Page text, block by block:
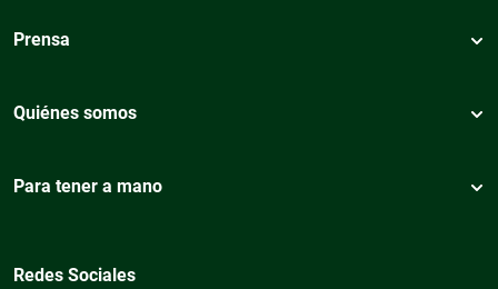
Prensa
Quiénes somos
Para tener a mano
Redes Sociales